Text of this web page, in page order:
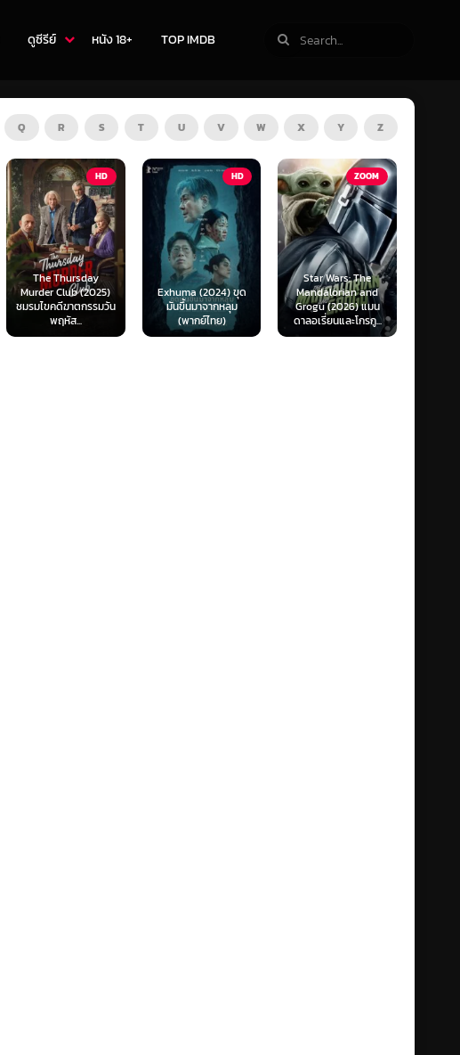
ดูซีรีย์ หนัง 18+ TOP IMDB
Q R S T U V W X Y Z
HD
Exhuma (2024) ขุด
มันขึ้นมาจากหลุม
(พากย์ไทย)
ZOOM
Star Wars: The
Mandalorian and
Grogu (2026) แมน
ดาลอเรี่ยนและโกรกู...
TV
The Last of Us
Season 1-2 (2025)
เดอะ ลาสต์ ออฟ อัส